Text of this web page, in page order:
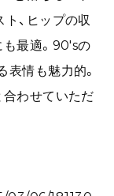
、ヒップの収
も最適。90'sの
情も魅力的。
合わせていただ